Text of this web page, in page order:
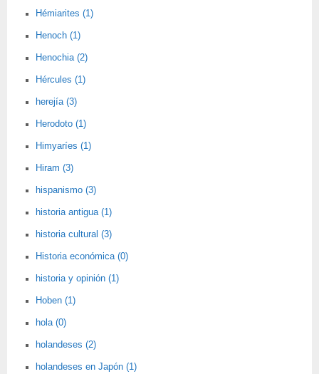
Hémiarites (1)
Henoch (1)
Henochia (2)
Hércules (1)
herejía (3)
Herodoto (1)
Himyaríes (1)
Hiram (3)
hispanismo (3)
historia antigua (1)
historia cultural (3)
Historia económica (0)
historia y opinión (1)
Hoben (1)
hola (0)
holandeses (2)
holandeses en Japón (1)